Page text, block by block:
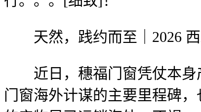
天然，践约而至｜2026 西
近日，穗福门窗凭仗本身
门窗海外计谋的主要里程碑